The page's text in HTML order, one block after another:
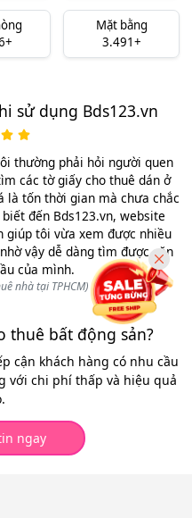
Mặt bằng
3.491+
sử dụng Bds123.vn
thường phải hỏi người quen
các tờ giấy cho thuê dán ở
là tốn thời gian mà chưa chắc
đến Bds123.vn, website
giúp tôi vừa xem được nhiều
vậy dễ dàng tìm được căn
của mình.
nhà tại TPHCM)
thuê bất động sản?
cận khách hàng có nhu cầu
với chi phí thấp và hiệu quả
ngay